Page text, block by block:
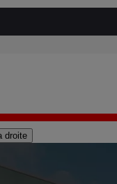
droite